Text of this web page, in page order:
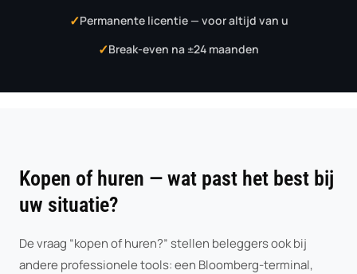
Permanente licentie — voor altijd van u
Break-even na ±24 maanden
Kopen of huren — wat past het best bij
uw situatie?
De vraag “kopen of huren?” stellen beleggers ook bij
andere professionele tools: een Bloomberg-terminal,